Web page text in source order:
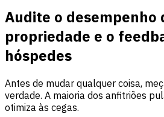
Audite o desempenho
propriedade e o
hóspedes
Antes de mudar qualquer coisa,
verdade. A maioria dos anfitriões
otimiza às cegas.